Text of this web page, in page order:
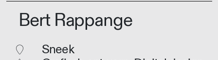
Bert Rappange
Sneek